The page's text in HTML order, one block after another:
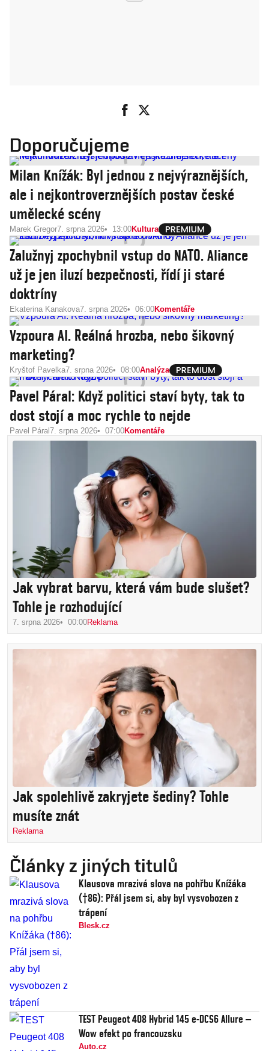
Doporučujeme
Milan Knížák: Byl jednou z nejvýraznějších,
ale i nejkontroverznějších postav české
umělecké scény
Marek Gregor7. srpna 2026 13:00Kultura
Zalužnyj zpochybnil vstup do NATO. Aliance
už je jen iluzí bezpečnosti, řídí ji staré
doktríny
Ekaterina Kanakova7. srpna 2026 06:00Komentáře
Vzpoura AI. Reálná hrozba, nebo šikovný
marketing?
Kryštof Pavelka7. srpna 2026 08:00Analýza
Pavel Páral: Když politici staví byty, tak to
dost stojí a moc rychle to nejde
Pavel Páral 7. srpna 2026 07:00Komentáře
Jak vybrat barvu, která vám bude slušet?
Tohle je rozhodující
7. srpna 2026 00:00Reklama
Jak spolehlivě zakryjete šediny? Tohle
musíte znát
Reklama
Články z jiných titulů
Klausova mrazivá slova na pohřbu Knížáka
(†86): Přál jsem si, aby byl vysvobozen z
trápení
Blesk.cz
TEST Peugeot 408 Hybrid 145 e-DCS6 Allure –
Wow efekt po francouzsku
Auto.cz